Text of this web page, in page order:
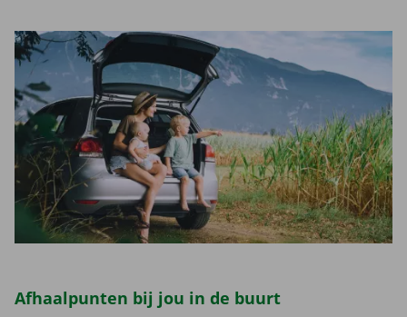
Afhaalpunten bij jou in de buurt